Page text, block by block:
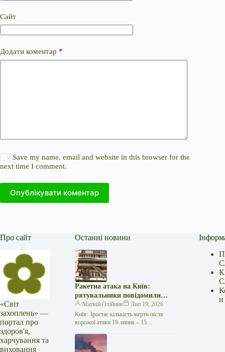
Сайт
Додати коментар *
Save my name, email and website in this browser for the
next time I comment.
Опублікувати коментар
Про сайт
«Світ
захоплень» —
портал про
здоров'я,
харчування та
виховання
Останні новини
Ракетна атака на Київ:
рятувальники повідомили
про 15 поранених
Матвій Олійник
Лип 19, 2026
Київ: Зростає кількість жертв після
ворожої атаки 19 липня – 15
російської агресії, що сталася у
столиці…
и